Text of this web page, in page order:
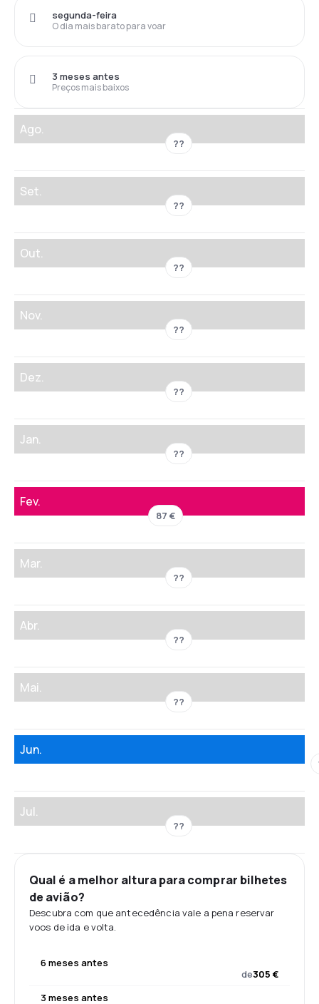
O dia mais barato para voar
segunda-feira
Preços mais baixos
3 meses antes
Ago.
??
Set.
??
Out.
??
Nov.
??
Dez.
??
Jan.
??
Fev.
87 €
Mar.
??
Abr.
??
Mai.
??
Jun.
Jul.
??
Qual é a melhor altura para comprar bilhetes
de avião?
Descubra com que antecedência vale a pena reservar
voos de ida e volta.
6 meses antes
de305 €
3 meses antes